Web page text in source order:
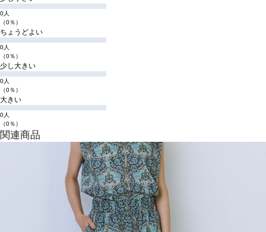
0人
（0％）
ちょうどよい
0人
（0％）
少し大きい
0人
（0％）
大きい
0人
（0％）
関連商品